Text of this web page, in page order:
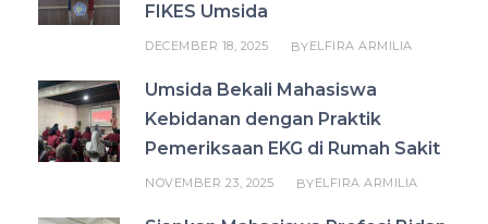
FIKES Umsida
DECEMBER 18, 2025 BYELFIRA ARMILIA
Umsida Bekali Mahasiswa
Kebidanan dengan Praktik
Pemeriksaan EKG di Rumah Sakit
NOVEMBER 23, 2025 BYELFIRA ARMILIA